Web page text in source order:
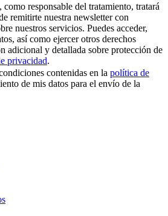
responsable del tratamiento, tratará
remitirte nuestra newsletter con
nuestros servicios. Puedes acceder,
así como ejercer otros derechos
adicional y detallada sobre protección de
privacidad.
contenidas en la política de
de mis datos para el envío de la